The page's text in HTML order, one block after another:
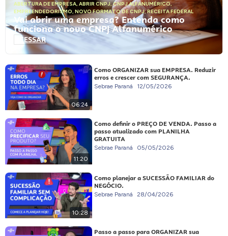
ABERTURA DE EMPRESA, ABRIR CNPJ,CNPJ ALFANUMÉRICO,
EMPREENDEDORISMO, NOVO FORMATO DE CNPJ,RECEITA FEDERAL
Vai abrir uma empresa? Entenda como
funciona o novo CNPJ Alfanumérico
ACESSAR
06:24
Como ORGANIZAR sua EMPRESA. Reduzir
erros e crescer com SEGURANÇA.
Sebrae Paraná 12/05/2026
11:20
Como definir o PREÇO DE VENDA. Passo a
passo atualizado com PLANILHA
GRATUITA
Sebrae Paraná 05/05/2026
10:28
Como planejar a SUCESSÃO FAMILIAR do
NEGÓCIO.
Sebrae Paraná 28/04/2026
Passo a passo para ORGANIZAR sua